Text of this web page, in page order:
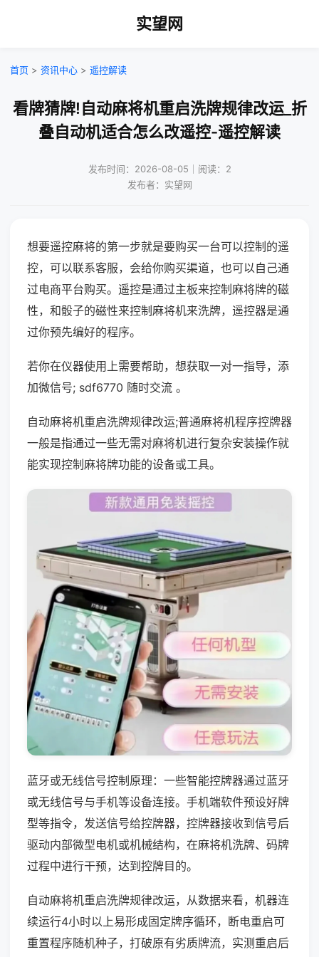
实望网
首页 > 资讯中心 > 遥控解读
看牌猜牌!自动麻将机重启洗牌规律改运_折
叠自动机适合怎么改遥控-遥控解读
发布时间：2026-08-05｜阅读：2
发布者：实望网
想要遥控麻将的第一步就是要购买一台可以控制的遥
控，可以联系客服，会给你购买渠道，也可以自己通
过电商平台购买。遥控是通过主板来控制麻将牌的磁
性，和骰子的磁性来控制麻将机来洗牌，遥控器是通
过你预先编好的程序。
若你在仪器使用上需要帮助，想获取一对一指导，添
加微信号; sdf6770 随时交流 。
自动麻将机重启洗牌规律改运;普通麻将机程序控牌器
一般是指通过一些无需对麻将机进行复杂安装操作就
能实现控制麻将牌功能的设备或工具。
蓝牙或无线信号控制原理：一些智能控牌器通过蓝牙
或无线信号与手机等设备连接。手机端软件预设好牌
型等指令，发送信号给控牌器，控牌器接收到信号后
驱动内部微型电机或机械结构，在麻将机洗牌、码牌
过程中进行干预，达到控牌目的。
自动麻将机重启洗牌规律改运，从数据来看，机器连
续运行4小时以上易形成固定牌序循环，断电重启可
重置程序随机种子，打破原有劣质牌流，实测重启后